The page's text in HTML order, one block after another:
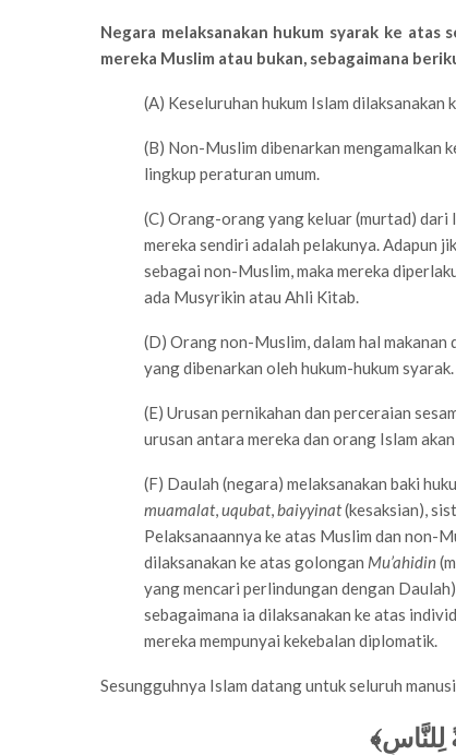
Negara melaksanakan hukum syarak ke atas
mereka Muslim atau bukan, sebagaimana
(A) Keseluruhan hukum Islam
(B) Non-Muslim dibenarkan mengamalkan
lingkup peraturan umum.
(C) Orang-orang yang keluar (murtad) dari
mereka sendiri adalah pelakunya. Adapun
sebagai non-Muslim, maka mereka
ada Musyrikin atau Ahli Kitab.
(D) Orang non-Muslim, dalam hal makanan
yang dibenarkan oleh hukum-hukum syarak.
(E) Urusan pernikahan dan perceraian
urusan antara mereka dan orang Islam
(F) Daulah (negara) melaksanakan baki
muamalat,uqubat,baiyyinat(kesaksian),
Pelaksanaannya ke atas Muslim dan non-
dilaksanakan ke atas golongan Mu’ahidin
yang mencari perlindungan dengan
sebagaimana ia dilaksanakan ke atas
mereka mempunyai kekebalan diplomatik.
Sesungguhnya Islam datang untuk seluruh
لِلنَّاسِ﴾